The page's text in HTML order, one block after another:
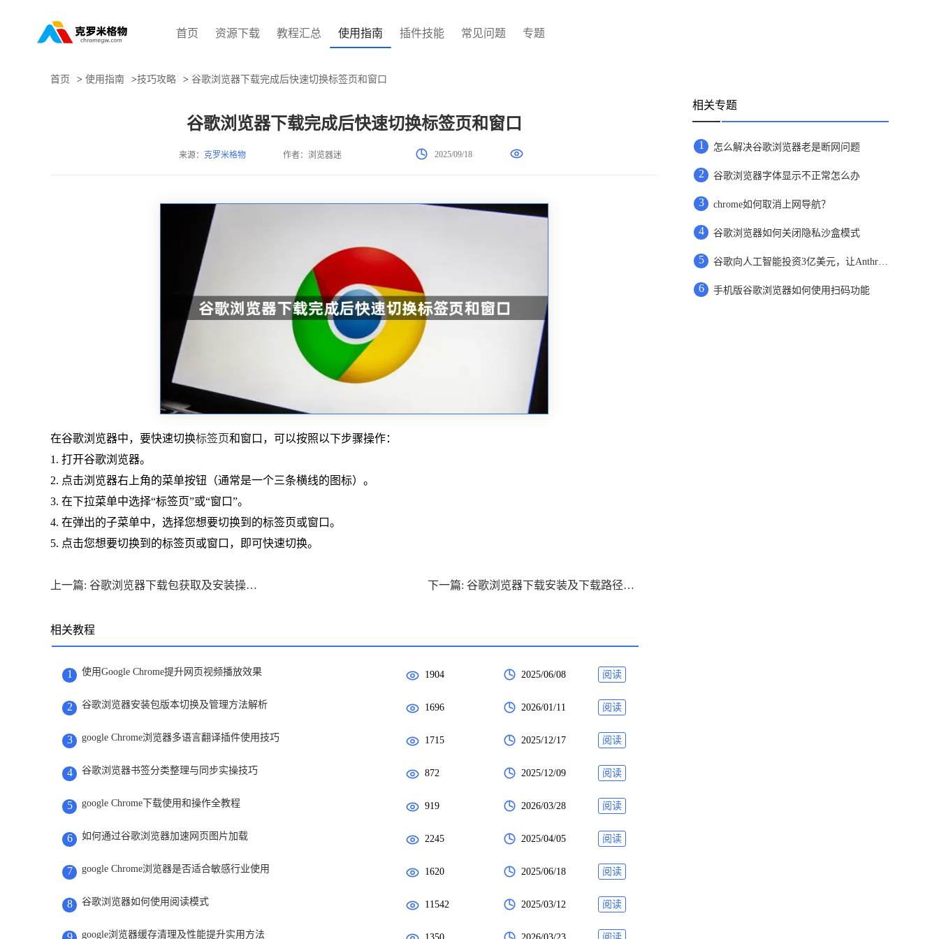
首页 资源下载 教程汇总 使用指南 插件技能 常见问题 专题
首页 > 使用指南 >技巧攻略 > 谷歌浏览器下载完成后快速切换标签页和窗口
谷歌浏览器下载完成后快速切换标签页和窗口
来源： 克罗米格物 作者：浏览器迷 2025/09/18
在谷歌浏览器中，要快速切换标签页和窗口，可以按照以下步骤操作：
1. 打开谷歌浏览器。
2. 点击浏览器右上角的菜单按钮（通常是一个三条横线的图标）。
3. 在下拉菜单中选择“标签页”或“窗口”。
4. 在弹出的子菜单中，选择您想要切换到的标签页或窗口。
5. 点击您想要切换到的标签页或窗口，即可快速切换。
上一篇: 谷歌浏览器下载包获取及安装操作流程详解 下一篇: 谷歌浏览器下载安装及下载路径修改与管理教程
相关教程
1 使用Google Chrome提升网页视频播放效果 1904 2025/06/08 阅读
2 谷歌浏览器安装包版本切换及管理方法解析 1696 2026/01/11 阅读
3 google Chrome浏览器多语言翻译插件使用技巧 1715 2025/12/17 阅读
4 谷歌浏览器书签分类整理与同步实操技巧 872 2025/12/09 阅读
5 google Chrome下载使用和操作全教程 919 2026/03/28 阅读
6 如何通过谷歌浏览器加速网页图片加载 2245 2025/04/05 阅读
7 google Chrome浏览器是否适合敏感行业使用 1620 2025/06/18 阅读
8 谷歌浏览器如何使用阅读模式 11542 2025/03/12 阅读
google浏览器缓存清理及性能提升实用方法
相关专题
1 怎么解决谷歌浏览器老是断网问题
2 谷歌浏览器字体显示不正常怎么办
3 chrome如何取消上网导航？
4 谷歌浏览器如何关闭隐私沙盒模式
5 谷歌向人工智能投资3亿美元，让Anthropic继续提升实力
6 手机版谷歌浏览器如何使用扫码功能